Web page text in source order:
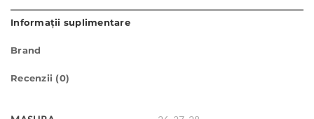
Informații suplimentare
Brand
Recenzii (0)